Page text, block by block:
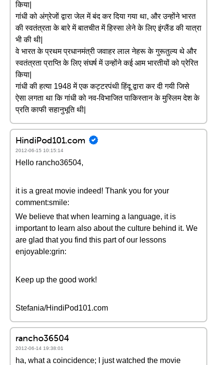
किया|
गांधी को अंग्रेजों द्वारा जेल में बंद कर दिया गया था, और उन्होंने भारत
की स्वतंत्रता के बारे में बातचीत में हिस्सा लेने के लिए इंग्लैंड की यात्रा
भी की थी|
वे भारत के प्रथम प्रधानमंत्री जवाहर लाल नेहरू के गुरूतुल्य थे और
स्वतंत्रता प्राप्ति के लिए संघर्ष में उन्होंने कई आम भारतीयों को प्रेरित
किया|
गांधी की हत्या 1948 में एक कट्टरपंथी हिंदू द्वारा कर दी गयी जिसे
ऐसा लगता था कि गांधी को नव-विभाजित पाकिस्तान के मुस्लिम देश के
प्रति काफी सहानुभूति थी|
HindiPod101.com
2012-06-15 10:15:14
Hello rancho36504,
it is a great movie indeed! Thank you for your
comment:smile:
We believe that when learning a language, it is
important to learn also about the culture behind it. We
are glad that you find this part of our lessons
enjoyable:grin:
Keep up the good work!
Stefania/HindiPod101.com
rancho36504
2012-06-14 19:38:01
ha, what a coincidence; I just watched the movie